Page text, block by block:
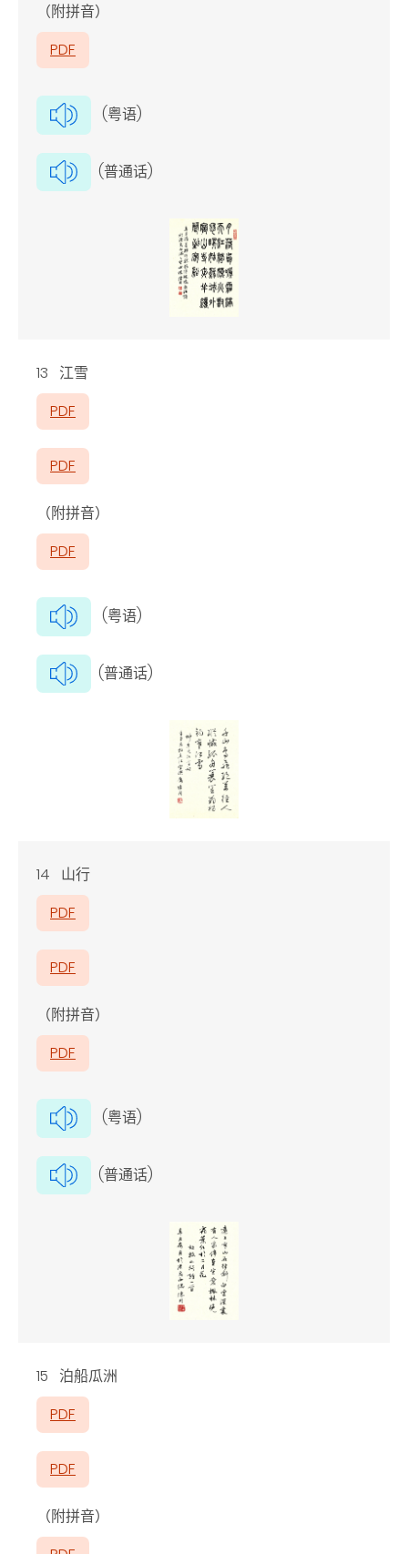
（附拼音）
PDF
(粤语)
(普通话)
13 江雪
PDF
PDF
（附拼音）
PDF
(粤语)
(普通话)
14 山行
PDF
PDF
（附拼音）
PDF
(粤语)
(普通话)
15 泊船瓜洲
PDF
PDF
（附拼音）